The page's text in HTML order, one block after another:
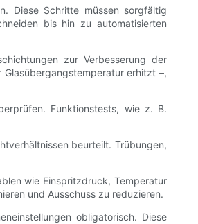
Diese Schritte müssen sorgfältig
bis hin zu automatisierten
zur Verbesserung der
erhitzt –,
Funktionstests, wie z. B.
beurteilt. Trübungen,
wie Einspritzdruck, Temperatur
und Ausschuss zu reduzieren.
obligatorisch. Diese